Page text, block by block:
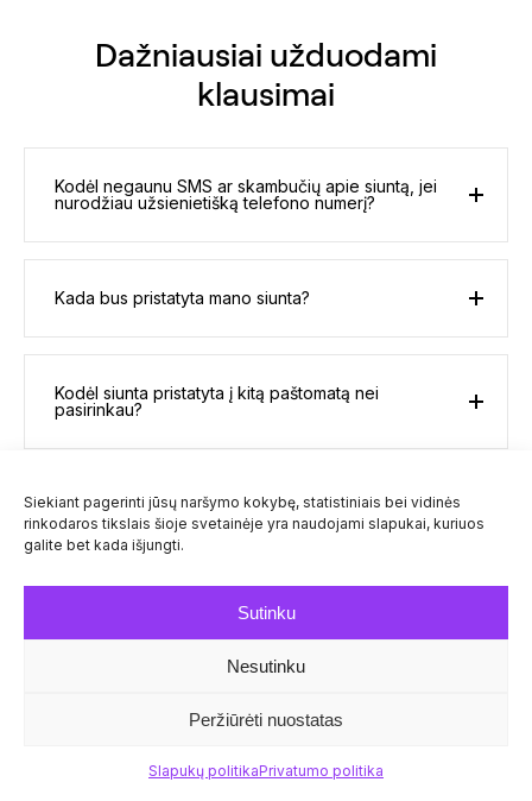
Siekiant pagerinti jūsų naršymo kokybę, statistiniais bei vidinės
rinkodaros tikslais šioje svetainėje yra naudojami slapukai, kuriuos
galite bet kada išjungti.
Sutinku
Nesutinku
Peržiūrėti nuostatas
Slapukų politikaPrivatumo politika
Dažniausiai užduodami
klausimai
Kodėl negaunu SMS ar skambučių apie siuntą, jei
nurodžiau užsienietišką telefono numerį?
Kada bus pristatyta mano siunta?
Kodėl siunta pristatyta į kitą paštomatą nei
pasirinkau?
Kaip pratęsti siuntos saugojimo terminą?